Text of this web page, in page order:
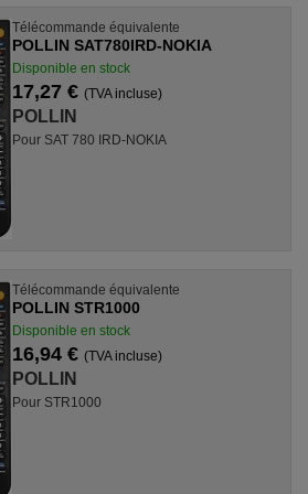
Télécommande équivalente
POLLIN SAT780IRD-NOKIA
Disponible en stock
17,27 € (TVA incluse)
POLLIN
Pour SAT 780 IRD-NOKIA
Télécommande équivalente
POLLIN STR1000
Disponible en stock
16,94 € (TVA incluse)
POLLIN
Pour STR1000